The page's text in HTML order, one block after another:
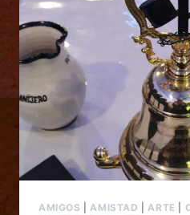
AMIGOS AMISTAD ARTE